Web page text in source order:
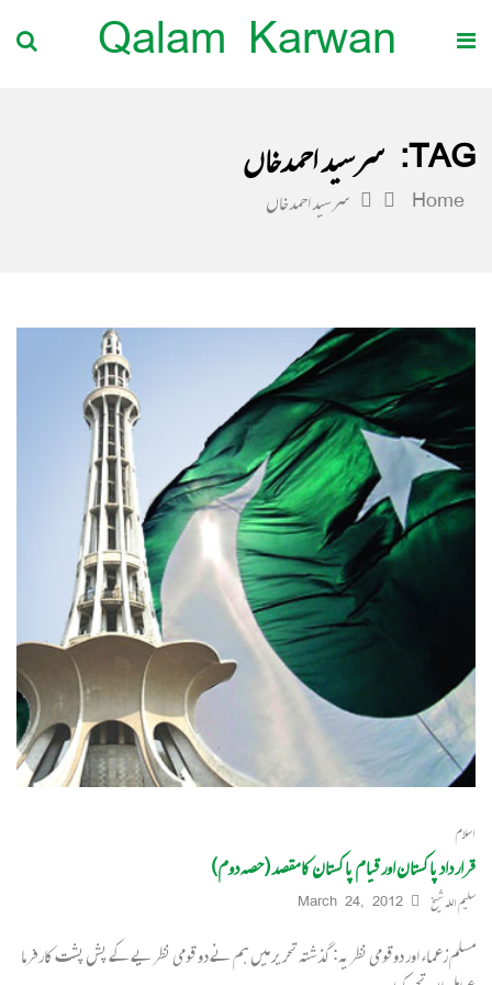
Qalam Karwan
TAG: سرسید احمدخاں
Home سرسید احمدخاں
اسلام
قرار داد پاکستان اور قیام پاکستان کا مقصد (حصہ دوم)
سلیم اللہ شیخ March 24, 2012
مسلم زعماء اور دوقومی نظریہ: گذشتہ تحریر میں ہم نے دو قومی نظریے کے پش پشت کارفرما